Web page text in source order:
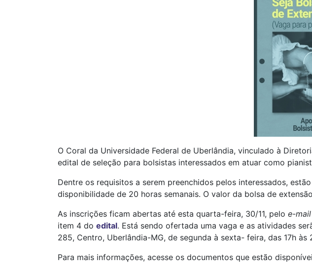
O Coral da Universidade Federal de Uberlândia, vinculado à
edital de seleção para bolsistas interessados em atuar como
Dentre os requisitos a serem preenchidos pelos interessados,
disponibilidade de 20 horas semanais. O valor da bolsa de
As inscrições ficam abertas até esta quarta-feira, 30/11, pelo e-mail
item 4 do edital. Está sendo ofertada uma vaga e as atividades
285, Centro, Uberlândia-MG, de segunda à sexta- feira, das 17h às
Para mais informações, acesse os documentos que estão